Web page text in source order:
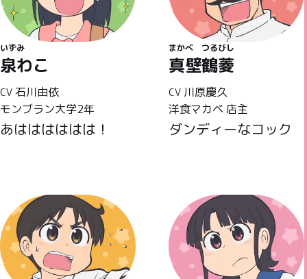
泉わこ
いずみ
CV 石川由依
モンブラン大学2年
あはははははは！
真壁
まかべ
鶴菱
つるびし
CV 川原慶久
洋食マカベ 店主
ダンディーなコック